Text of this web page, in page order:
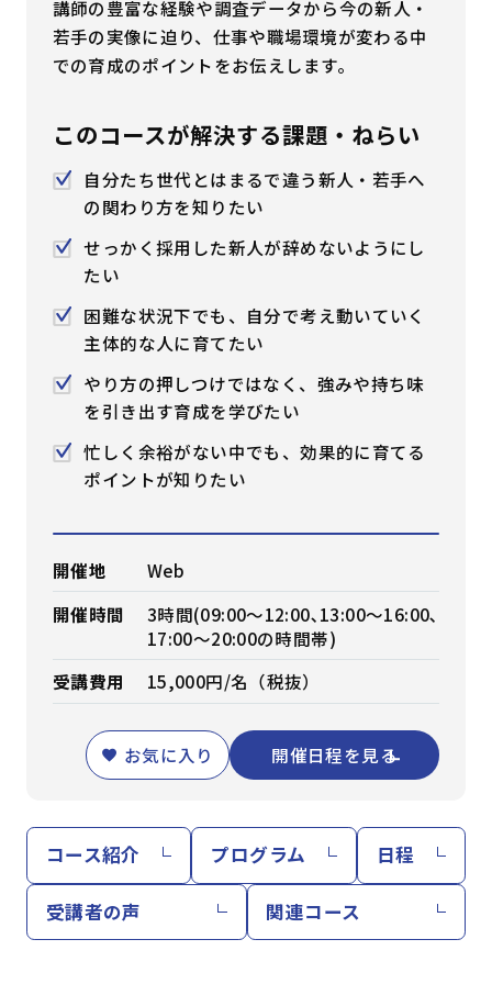
はじめての方へ
お役立ち情報 お知らせ
お問い合わせ 資料請求 メルマガ登録
開催間近
管理者ログイン
受講者ログイン
講師の豊富な経験や調査データから今の新人・
若手の実像に迫り、仕事や職場環境が変わる中
での育成のポイントをお伝えします。
このコースが解決する課題・ねらい
自分たち世代とはまるで違う新人・若手へ
の関わり方を知りたい
せっかく採用した新人が辞めないようにし
たい
困難な状況下でも、自分で考え動いていく
主体的な人に育てたい
やり方の押しつけではなく、強みや持ち味
を引き出す育成を学びたい
忙しく余裕がない中でも、効果的に育てる
ポイントが知りたい
開催地
Web
開催時間
3時間(09:00～12:00､13:00～16:00､
17:00～20:00の時間帯)
受講費用
15,000円/名（税抜）
お気に入り 開催日程を見る
コース紹介 プログラム 日程
受講者の声 関連コース